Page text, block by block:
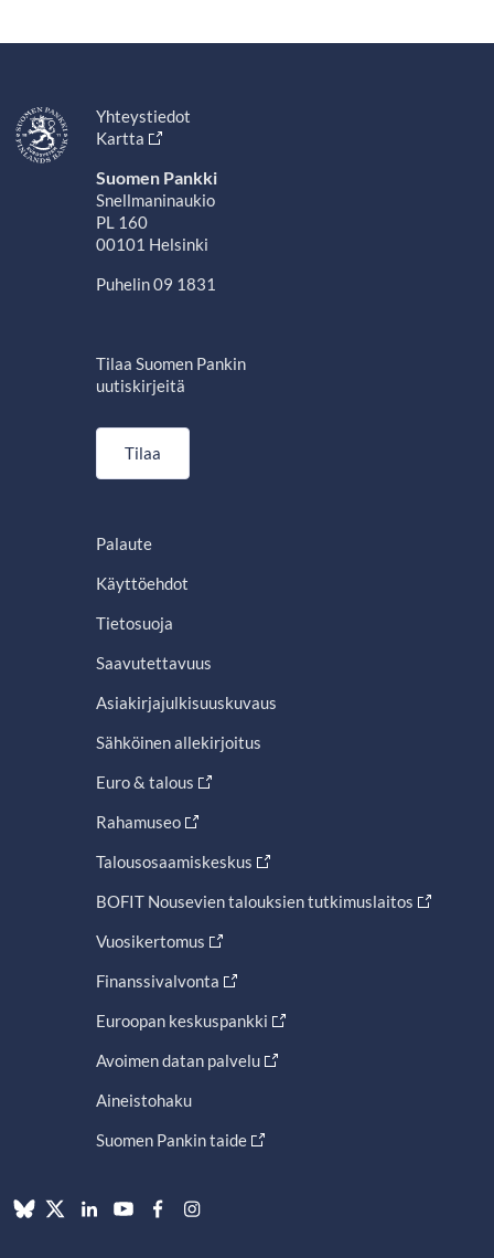
Yhteystiedot
Kartta
Suomen Pankki
Snellmaninaukio
PL 160
00101 Helsinki
Puhelin 09 1831
Tilaa Suomen Pankin
uutiskirjeitä
Tilaa
Palaute
Käyttöehdot
Tietosuoja
Saavutettavuus
Asiakirjajulkisuuskuvaus
Sähköinen allekirjoitus
Euro & talous
Rahamuseo
Talousosaamiskeskus
BOFIT Nousevien talouksien tutkimuslaitos
Vuosikertomus
Finanssivalvonta
Euroopan keskuspankki
Avoimen datan palvelu
Aineistohaku
Suomen Pankin taide